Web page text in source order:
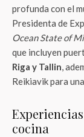
profunda con el
Presidenta de
Ocean State of
que incluyen
Riga y Tallin,
Reikiavik para
cocina